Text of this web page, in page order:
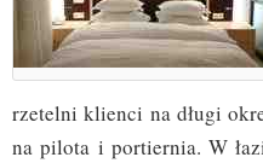
rzetelni klienci na długi
na pilota i portiernia. W